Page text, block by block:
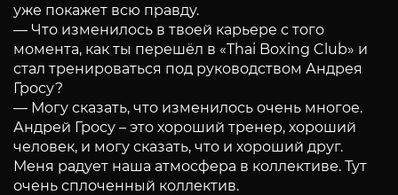
уже покажет всю правду.
— Что изменилось в твоей карьере с того
момента, как ты перешёл в «Thai Boxing Club» и
стал тренироваться под руководством Андрея
Гросу?
— Могу сказать, что изменилось очень многое.
Андрей Гросу – это хороший тренер, хороший
человек, и могу сказать, что и хороший друг.
Меня радует наша атмосфера в коллективе. Тут
очень сплоченный коллектив.